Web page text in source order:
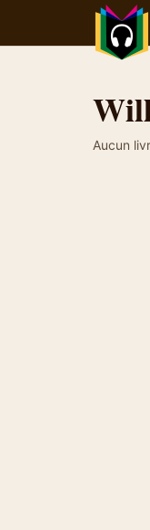
Aucun